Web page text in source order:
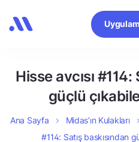
Hisse avcısı #114:
güçlü
Ana Sayfa Midas’ın Kulakları
#114: Satış baskısından